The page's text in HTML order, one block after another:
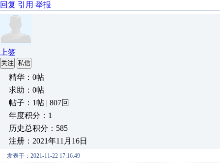
回复 引用 举报
上签
关注 私信
精华：0帖
求助：0帖
帖子：1帖 | 807回
年度积分：1
历史总积分：585
注册：2021年11月16日
发表于：2021-11-22 17:16:49